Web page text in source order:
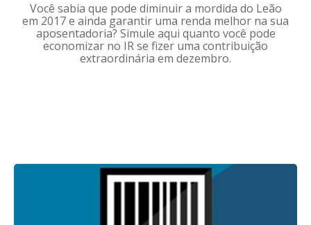
Você sabia que pode diminuir a mordida do Leão
em 2017 e ainda garantir uma renda melhor na sua
aposentadoria? Simule aqui quanto você pode
economizar no IR se fizer uma contribuição
extraordinária em dezembro.